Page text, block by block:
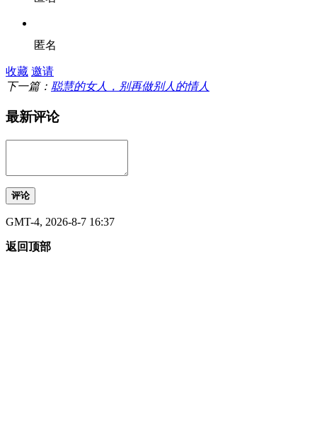
匿名
收藏 邀请
下一篇： 聪慧的女人，别再做别人的情人
最新评论
评论
GMT-4, 2026-8-7 16:37
返回顶部